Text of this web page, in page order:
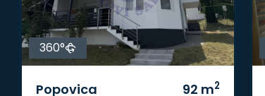
360°
Popovica 92 m2